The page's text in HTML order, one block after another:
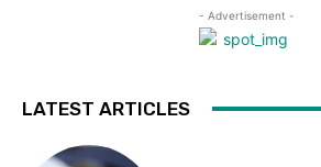
- Advertisement -
LATEST ARTICLES